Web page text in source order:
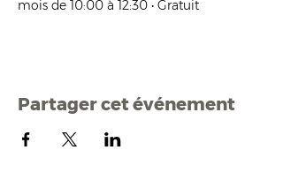
mois de 10:00 à 12:30 • Gratuit
Partager cet événement